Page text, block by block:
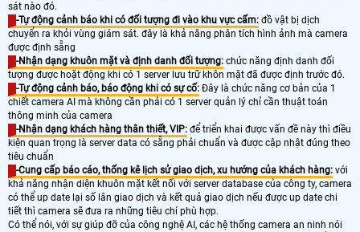
sát nào đó.
-Tự động cảnh báo khi có đối tượng đi vào khu vực cấm: đồ vật bị dịch
chuyển ra khỏi vùng giám sát. đây là khả năng phân tích hình ảnh mà camera
được định sẵng
-Nhận dạng khuôn mặt và định danh đối tượng: chức năng định danh đối
tượng được hoặt động khi có 1 server lưu trữ khôn mặt đã được định trước đó.
-Tự động cảnh báo, báo động khi có sự cố: Đây là chức năng cơ bản của 1
chiết camera AI mà không cần phải có 1 server quản lý chỉ cần thuật toán
thông minh của camera
-Nhận dạng khách hàng thân thiết, VIP: để triển khai được vấn đề này thì điều
kiện quan trọng là server data có sẵng phải chuẩn và được cập nhật đúng theo
tiêu chuẩn
-Cung cấp báo cáo, thống kê lịch sử giao dịch, xu hướng của khách hàng: với
khả năng nhận diện khuôn mặt kết nối với server database của công ty, camera
có thể up date lại số lân giao dịch và kết quả giao dịch nếu được up date chi
tiết thì camera sẽ đưa ra những tiêu chí phù hợp.
Có thể nói, với sự giúp đỡ của công nghệ AI, các hệ thống camera an ninh nói